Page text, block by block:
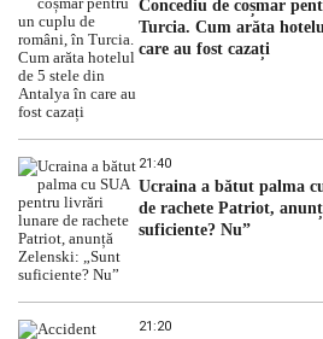
Concediu de coșmar
Turcia. Cum arăta
care au fost cazați
21:40
Ucraina a bătut palma
de rachete Patriot,
suficiente? Nu”
21:20